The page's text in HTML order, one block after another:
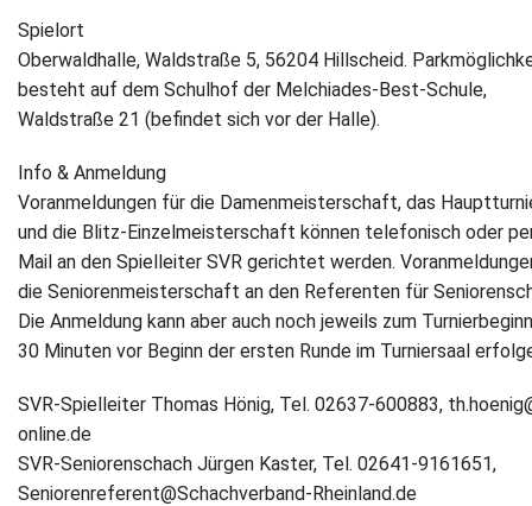
Spielort
Oberwaldhalle, Waldstraße 5, 56204 Hillscheid.
besteht auf dem Schulhof der Melchiades-Best-Schule,
Waldstraße 21 (befindet sich vor der Halle).
Info & Anmeldung
Voranmeldungen für die Damenmeisterschaft, das
und die Blitz-Einzelmeisterschaft können telefonisch oder
Mail an den Spielleiter SVR gerichtet werden.
die Seniorenmeisterschaft an den Referenten für
Die Anmeldung kann aber auch noch jeweils zum
30 Minuten vor Beginn der ersten Runde im Turniersaal
SVR-Spielleiter Thomas Hönig, Tel. 02637-600883,
online.de
SVR-Seniorenschach Jürgen Kaster, Tel. 02641-9161651,
Seniorenreferent@Schachverband-Rheinland.de